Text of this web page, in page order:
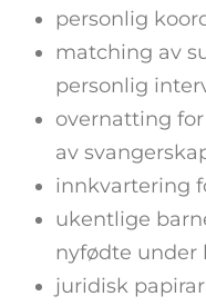
personlig
matching av
personlig
overnatting
av
innkvartering
ukentlige
nyfødte under
juridisk